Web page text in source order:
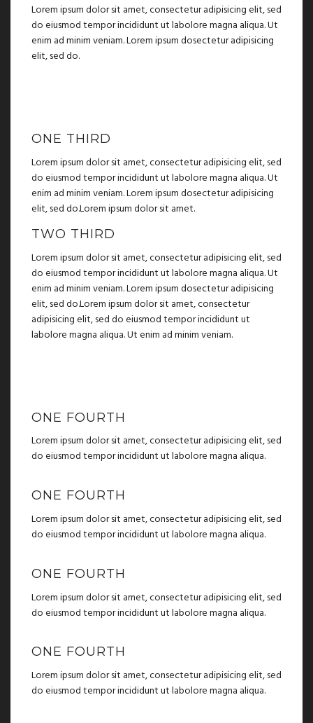
Lorem ipsum dolor sit amet, consectetur adipisicing elit, sed
do eiusmod tempor incididunt ut labolore magna aliqua. Ut
enim ad minim veniam. Lorem ipsum dosectetur adipisicing
elit, sed do.
ONE THIRD
Lorem ipsum dolor sit amet, consectetur adipisicing elit, sed
do eiusmod tempor incididunt ut labolore magna aliqua. Ut
enim ad minim veniam. Lorem ipsum dosectetur adipisicing
elit, sed do.Lorem ipsum dolor sit amet.
TWO THIRD
Lorem ipsum dolor sit amet, consectetur adipisicing elit, sed
do eiusmod tempor incididunt ut labolore magna aliqua. Ut
enim ad minim veniam. Lorem ipsum dosectetur adipisicing
elit, sed do.Lorem ipsum dolor sit amet, consectetur
adipisicing elit, sed do eiusmod tempor incididunt ut
labolore magna aliqua. Ut enim ad minim veniam.
ONE FOURTH
Lorem ipsum dolor sit amet, consectetur adipisicing elit, sed
do eiusmod tempor incididunt ut labolore magna aliqua.
ONE FOURTH
Lorem ipsum dolor sit amet, consectetur adipisicing elit, sed
do eiusmod tempor incididunt ut labolore magna aliqua.
ONE FOURTH
Lorem ipsum dolor sit amet, consectetur adipisicing elit, sed
do eiusmod tempor incididunt ut labolore magna aliqua.
ONE FOURTH
Lorem ipsum dolor sit amet, consectetur adipisicing elit, sed
do eiusmod tempor incididunt ut labolore magna aliqua.